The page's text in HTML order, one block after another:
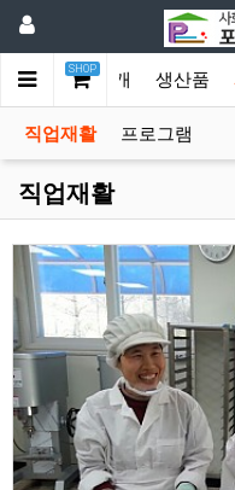
SHOP
메인 기관소개 생산품
직업재활 프로그램
직업재활